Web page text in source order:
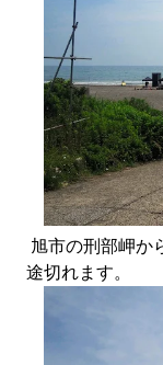
旭市の刑部岬か
途切れます。